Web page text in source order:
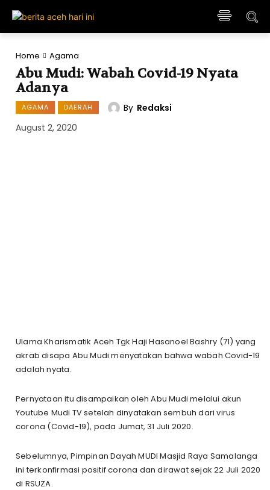
Home Agama
Abu Mudi: Wabah Covid-19 Nyata
Adanya
AGAMA DAERAH By Redaksi
August 2, 2020
Ulama Kharismatik Aceh Tgk Haji Hasanoel Bashry (71) yang
akrab disapa Abu Mudi menyatakan bahwa wabah Covid-19
adalah nyata.
Pernyataan itu disampaikan oleh Abu Mudi melalui akun
Youtube Mudi TV setelah dinyatakan sembuh dari virus
corona (Covid-19), pada Jumat, 31 Juli 2020.
Sebelumnya, Pimpinan Dayah MUDI Masjid Raya Samalanga
ini terkonfirmasi positif corona dan dirawat sejak 22 Juli 2020
di RSUZA.